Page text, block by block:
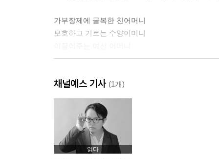
가부장제에 굴복한 친어머니
보호하고 기르는 수양어머니
‘자식 사랑’으로 포장된 무능: 《심청전》
사악한 계모보다 무서운 무관심한 아버지: 《장화
아버지에겐 자식보다 가문이 더 중요했다
4. 결혼, 여성을 구속하는 족쇄가 되다
채널예스 기사 (1개)
읽다